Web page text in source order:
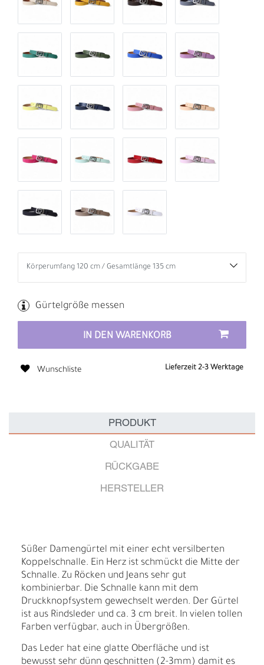
Gürtelgröße messen
IN DEN WARENKORB
Wunschliste Lieferzeit 2-3 Werktage
PRODUKT
QUALITÄT
RÜCKGABE
HERSTELLER
Süßer Damengürtel mit einer echt versilberten
Koppelschnalle. Ein Herz ist schmückt die Mitte der
Schnalle. Zu Röcken und Jeans sehr gut
kombinierbar. Die Schnalle kann mit dem
Druckknopfsystem gewechselt werden. Der Gürtel
ist aus Rindsleder und ca. 3 cm breit. In vielen tollen
Farben verfügbar, auch in Übergrößen.
Das Leder hat eine glatte Oberfläche und ist
bewusst sehr dünn geschnitten (2-3mm) damit es